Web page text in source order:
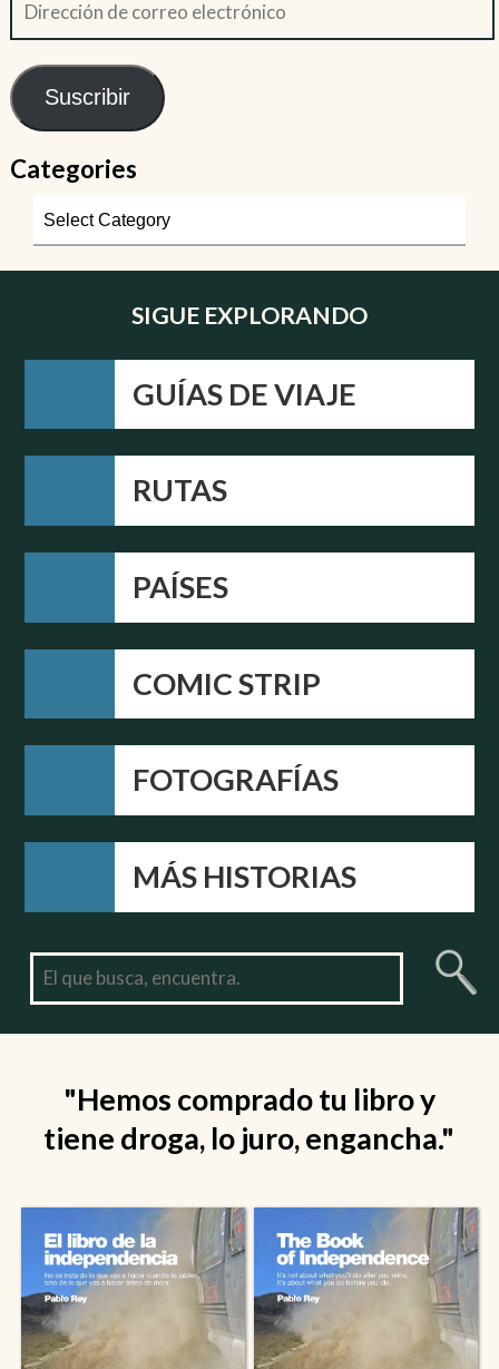
Suscribir
Categories
SIGUE EXPLORANDO
GUÍAS DE VIAJE
RUTAS
PAÍSES
COMIC STRIP
FOTOGRAFÍAS
MÁS HISTORIAS
"Hemos comprado tu libro y
tiene droga, lo juro, engancha."